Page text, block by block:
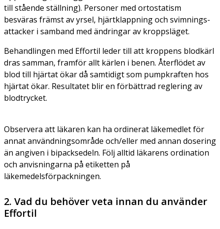
till stående ställning). Personer med ortostatism
besväras främst av yrsel, hjärtklappning och svimnings­
attacker i samband med ändringar av kroppsläget.
Behandlingen med Effortil leder till att kroppens blodkärl
dras samman, framför allt kärlen i benen. Återflödet av
blod till hjärtat ökar då samtidigt som pumpkraften hos
hjärtat ökar. Resultatet blir en förbättrad reglering av
blodtrycket.
Observera att läkaren kan ha ordinerat läkemedlet för
annat användningsområde och/eller med annan dosering
än angiven i bipacksedeln. Följ alltid läkarens ordination
och anvisningarna på etiketten på
läkemedelsförpackningen.
2. Vad du behöver veta innan du använder
Effortil